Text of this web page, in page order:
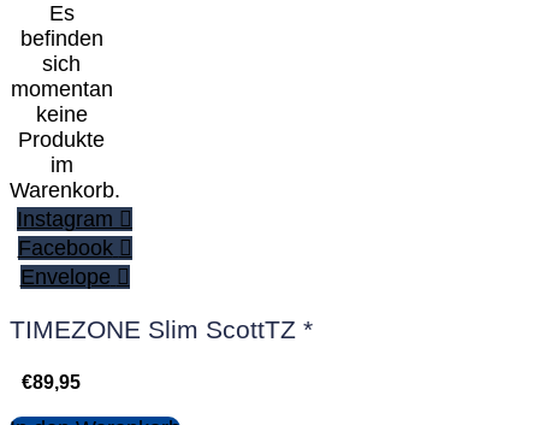
Es
befinden
sich
momentan
keine
Produkte
im
Warenkorb.
Instagram
Facebook
Envelope
TIMEZONE Slim ScottTZ *
€89,95